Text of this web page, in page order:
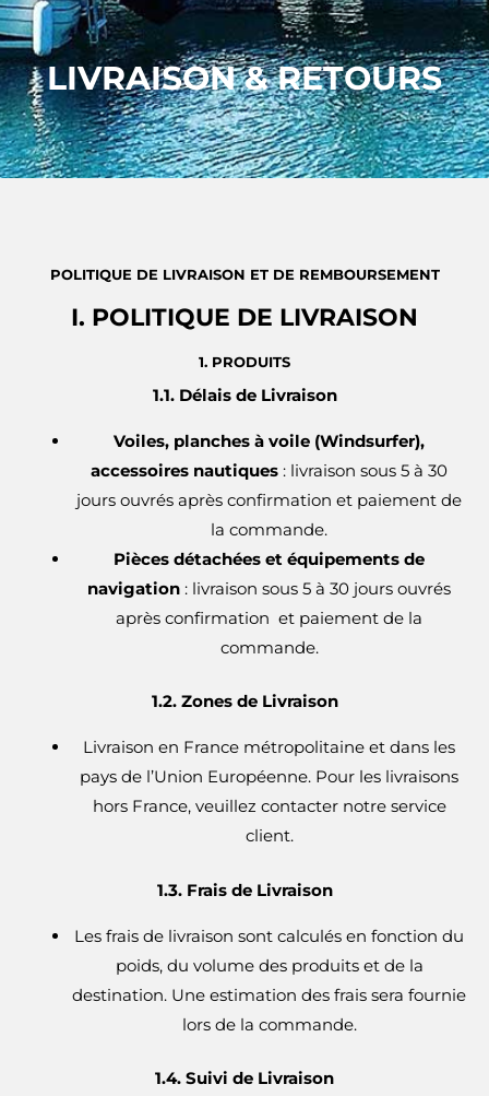
LIVRAISON & RETOURS
POLITIQUE DE LIVRAISON ET DE REMBOURSEMENT
I. POLITIQUE DE LIVRAISON
1. PRODUITS
1.1. Délais de Livraison
Voiles, planches à voile (Windsurfer),
accessoires nautiques : livraison sous 5 à 30
jours ouvrés après confirmation et paiement de
la commande.
Pièces détachées et équipements de
navigation : livraison sous 5 à 30 jours ouvrés
après confirmation et paiement de la
commande.
1.2. Zones de Livraison
Livraison en France métropolitaine et dans les
pays de l’Union Européenne. Pour les livraisons
hors France, veuillez contacter notre service
client.
1.3. Frais de Livraison
Les frais de livraison sont calculés en fonction du
poids, du volume des produits et de la
destination. Une estimation des frais sera fournie
lors de la commande.
1.4. Suivi de Livraison